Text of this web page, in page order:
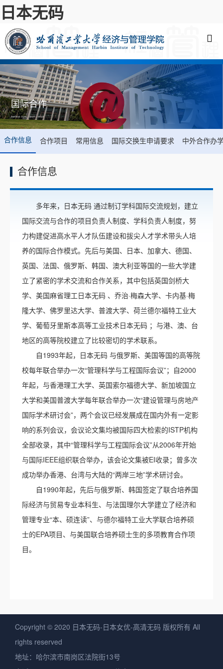
日本无码
国际合作
您现在的位置:日本无码->国际合作->合作信息
合作信息 合作项目 常用信息 国际交换生申请要求 中外合作办
合作信息
多年来，日本无码 通过制订学科国际交流规划，建立
国际交流与合作的项目负责人制度、学科负责人制度，努
力构建促进高水平人才队伍建设和拔尖人才学术带头人培
养的国际合作模式。先后与美国、日本、加拿大、德国、
英国、法国、俄罗斯、韩国、澳大利亚等国的一些大学建
立了紧密的学术交流和合作关系，其中包括英国剑桥大
学、美国麻省理工日本无码 、乔治·梅森大学、卡内基·梅
隆大学、佛罗里达大学、普渡大学、荷兰德尔福特工业大
学、葡萄牙里斯本高等工业技术日本无码 ；与港、澳、台
地区的高等院校建立了比较密切的学术联系。
自1993年起，日本无码 与俄罗斯、美国等国的高等院
校每年联合举办一次“管理科学与工程国际会议”；自2000
年起，与香港理工大学、英国索尔福德大学、新加坡国立
大学和美国普渡大学每年联合举办一次“建设管理与房地产
国际学术研讨会”，两个会议已经发展成在国内外有一定影
响的系列会议，会议论文集均被国际四大检索的ISTP机构
全部收录，其中“管理科学与工程国际会议”从2006年开始
与国际IEEE组织联合举办，该会论文集被EI收录；曾多次
成功举办香港、台湾与大陆的“两岸三地”学术研讨会。
自1990年起，先后与俄罗斯、韩国签定了联合培养国
际经济与贸易专业本科生、与法国理尔大学建立了经济和
管理专业“本、硕连读”、与德尔福特工业大学联合培养硕
士的EPA项目、与美国联合培养硕士生的多项教育合作项
目。
Copyright © 2020 日本无码-日本女优-高清无码 版权所有 All
rights reserved
地址：哈尔滨市南岗区法院街13号